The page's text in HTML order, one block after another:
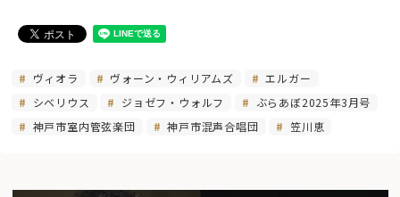
ヴィオラ ヴォーン・ウィリアムズ
エルガー
シベリウス
ジョゼフ・ウォルフ
ぶらあぼ2025年3月号
神戸市室内管弦楽団
神戸市混声合唱団 笠川恵